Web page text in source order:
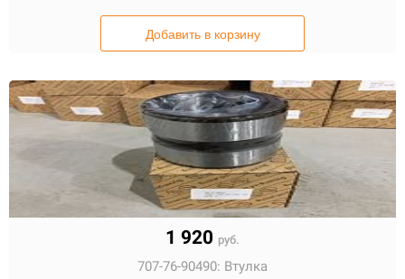
Добавить в корзину
1 920 руб.
707-76-90490: Втулка